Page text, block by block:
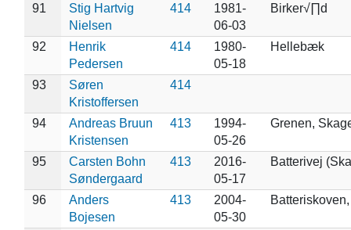
91
Stig Hartvig
Nielsen
414
1981-
06-03
Birker√∏d
92
Henrik
Pedersen
414
1980-
05-18
Hellebæk
93
Søren
Kristoffersen
414
94
Andreas Bruun
Kristensen
413
1994-
05-26
Grenen,
95
Carsten Bohn
Søndergaard
413
2016-
05-17
Batterivej
96
Anders
Bojesen
413
2004-
05-30